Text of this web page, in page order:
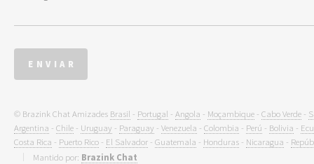
© Brazink Chat Amizades Brasil - Portugal - Angola - Moçambique - Cabo Verde -
Argentina - Chile - Uruguay - Paraguay - Venezuela - Colombia - Perú - Bolivia -
Costa Rica - Puerto Rico - El Salvador - Guatemala - Honduras - Nicaragua -
Mantido por: Brazink Chat